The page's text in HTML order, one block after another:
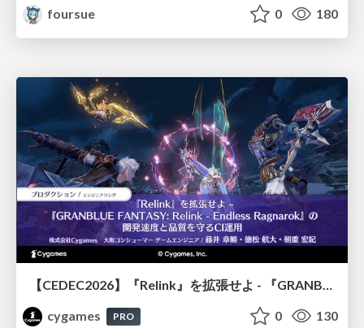
foursue 0 180
【CEDEC2026】『Relink』を拡張せよ - 『GRANBLUE FANTASY: Relink - Endless Ragnarok』の開発速度と品質を守るCI運用
cygames
PRO 0 130